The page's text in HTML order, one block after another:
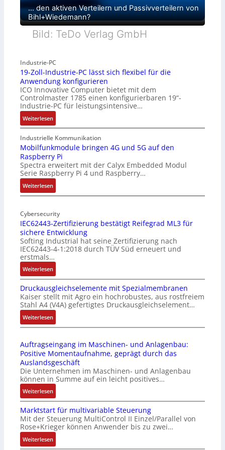
… den aktiven Verteilern und Passivverteilern von
Bihl+Wiedemann?
Bild: TeDo Verlag GmbH
Industrie-PC
19-Zoll-Industrie-PC lässt sich flexibel für die
Anwendung konfigurieren
ICO Innovative Computer bietet mit dem
Controlmaster 1785 einen konfigurierbaren 19“-
Industrie-PC für leistungsintensive…
Weiterlesen:
1
9
-
Z
o
l
l
-
n
d
u
s
t
r
i
e
-
P
C
l
ä
s
t
s
i
c
h
f
l
e
x
i
Industrielle Kommunikation
Mobilfunkmodule bringen 4G und 5G auf den
Raspberry Pi
Spectra erweitert mit der Calyx Embedded Modul
Serie Raspberry Pi 4 und Raspberry…
Weiterlesen:
M
b
i
l
f
u
n
k
m
o
d
u
l
e
r
i
n
g
e
n
G
u
n
d
Cybersecurity
IEC62443-Zertifizierung bestätigt Reifegrad ML3 für
sichere Entwicklung
Softing Industrial hat seine Zertifizierung nach
IEC62443-4-1:2018 durch TÜV Süd erneuert und
erstmals…
Weiterlesen:
I
E
6
2
4
3
-
Z
e
r
t
i
f
i
z
i
Druckausgleichselemente mit Spezialmembranen
Kaiser stellt mit Agro ein hochrobustes, aus rostfreiem
Stahl A4 (V4A) gefertigtes Druckausgleichselement…
Weiterlesen:
D
u
c
k
a
u
s
g
l
e
i
c
Auftragseingang im Maschinen- und Anlagenbau:
Positive Momentaufnahme, geprägt durch das
Auslandsgeschäft
Die Unternehmen im Maschinen- und Anlagenbau
können in Summe auf ein leicht positives…
Weiterlesen:
A
u
f
t
r
a
Marktstart für multivariable Steuerung
Mit der Steuerung MultiControl II Einzel/Parallel von
Rose+Krieger können Anwender bis zu zwei…
Weiterlesen:
M